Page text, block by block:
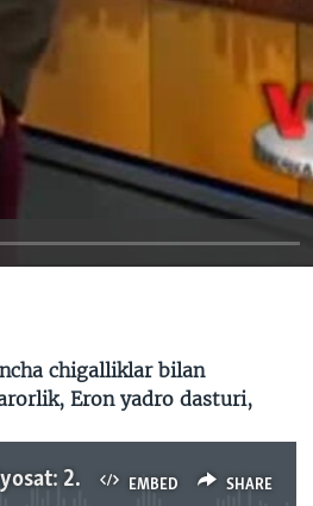
chigalliklar bilan
Eron yadro dasturi,
EMBED SHARE
Obama va tashqi siyosat: 2014-yil ham sinovlarga boy bo’ladi/Shohruh Hamro